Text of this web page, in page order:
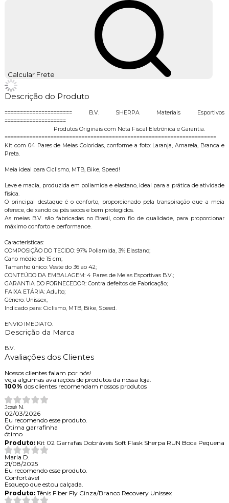
Calcular Frete
Descrição do Produto
====================== B.V. SHERPA Materiais Esportivos
====================
Produtos Originais com Nota Fiscal Eletrônica e Garantia.
=====================================================================
Kit com 04 Pares de Meias Coloridas, conforme a foto: Laranja, Amarela, Branca e
Preta.
Meia ideal para Ciclismo, MTB, Bike, Speed!
Leve e macia, produzida em poliamida e elastano, ideal para a prática de atividade
física.
O principal destaque é o conforto, proporcionado pela transpiração que a meia
oferece, deixando os pés secos e bem protegidos.
As meias B.V. são fabricadas no Brasil, com fio de qualidade, para proporcionar
máximo conforto e performance.
Características:
COMPOSIÇÃO DO TECIDO: 97% Poliamida, 3% Elastano;
Cano médio de 15 cm;
Tamanho único: Veste do 36 ao 42;
CONTEÚDO DA EMBALAGEM: 4 Pares de Meias Esportivas B.V.;
GARANTIA DO FORNECEDOR: Contra defeitos de Fabricação;
FAIXA ETÁRIA: Adulto;
Gênero: Unissex;
Indicado para: Ciclismo, MTB, Bike, Speed.
ENVIO IMEDIATO.
Descrição da Marca
B.V.
Avaliações dos Clientes
Nossos clientes falam por nós!
veja algumas avaliações de produtos da nossa loja.
100% dos clientes recomendam nossos produtos
José N.
02/03/2026
Eu recomendo esse produto.
Ótima garrafinha
ótimo
Produto:Kit 02 Garrafas Dobráveis Soft Flask Sherpa RUN Boca Pequena
Maria D.
21/08/2025
Eu recomendo esse produto.
Confortável
Esqueço que estou calçada.
Produto:Tênis Fiber Fly Cinza/Branco Recovery Unissex